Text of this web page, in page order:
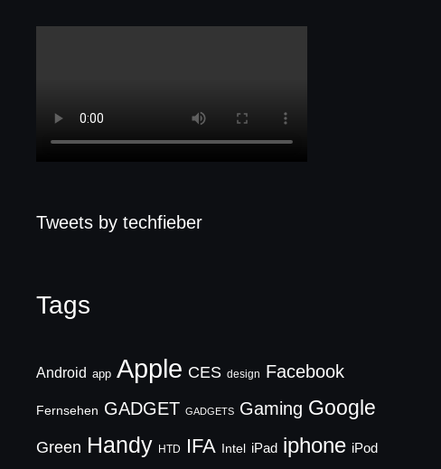
Tweets by techfieber
Tags
Android app Apple CES design Facebook
Fernsehen GADGET GADGETS Gaming Google
Green Handy HTD IFA Intel iPad iphone iPod